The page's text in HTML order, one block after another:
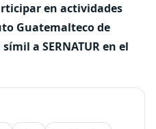
en actividades
Guatemalteco de
a SERNATUR en el